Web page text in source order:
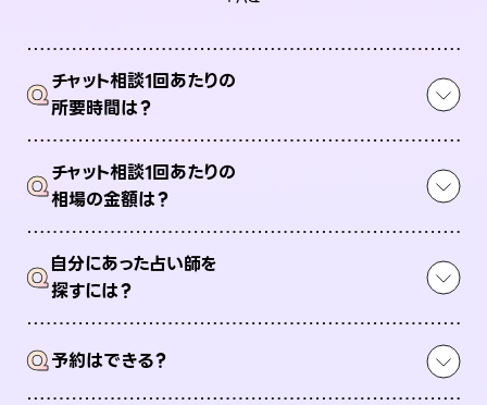
Qチャット相談1回あたりの
所要時間は？
Qチャット相談1回あたりの
相場の金額は？
Q自分にあった占い師を
探すには？
Q予約はできる？